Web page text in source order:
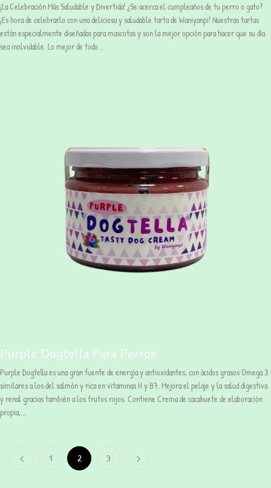
¡La Celebración Más Saludable y Divertida! ¿Se acerca el cumpleaños de tu perro o gato?
¡Es hora de celebrarlo con una deliciosa y saludable tarta de Waniyanpi! Nuestras tartas
están especialmente diseñadas para mascotas y son la mejor opción para hacer que su día
sea inolvidable. Lo mejor de todo...
Purple Dogtella Para Perros
Purple Dogtella es una gran fuente de energía y antioxidantes, con ácidos grasos Omega 3
similares a los del salmón y rica en vitaminas H y B7. Mejora el pelaje y la salud digestiva
y renal gracias también a los frutos rojos. Contiene Crema de cacahuete de elaboración
propia,...
1 2 3